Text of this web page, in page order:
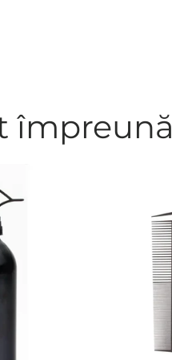
împreună